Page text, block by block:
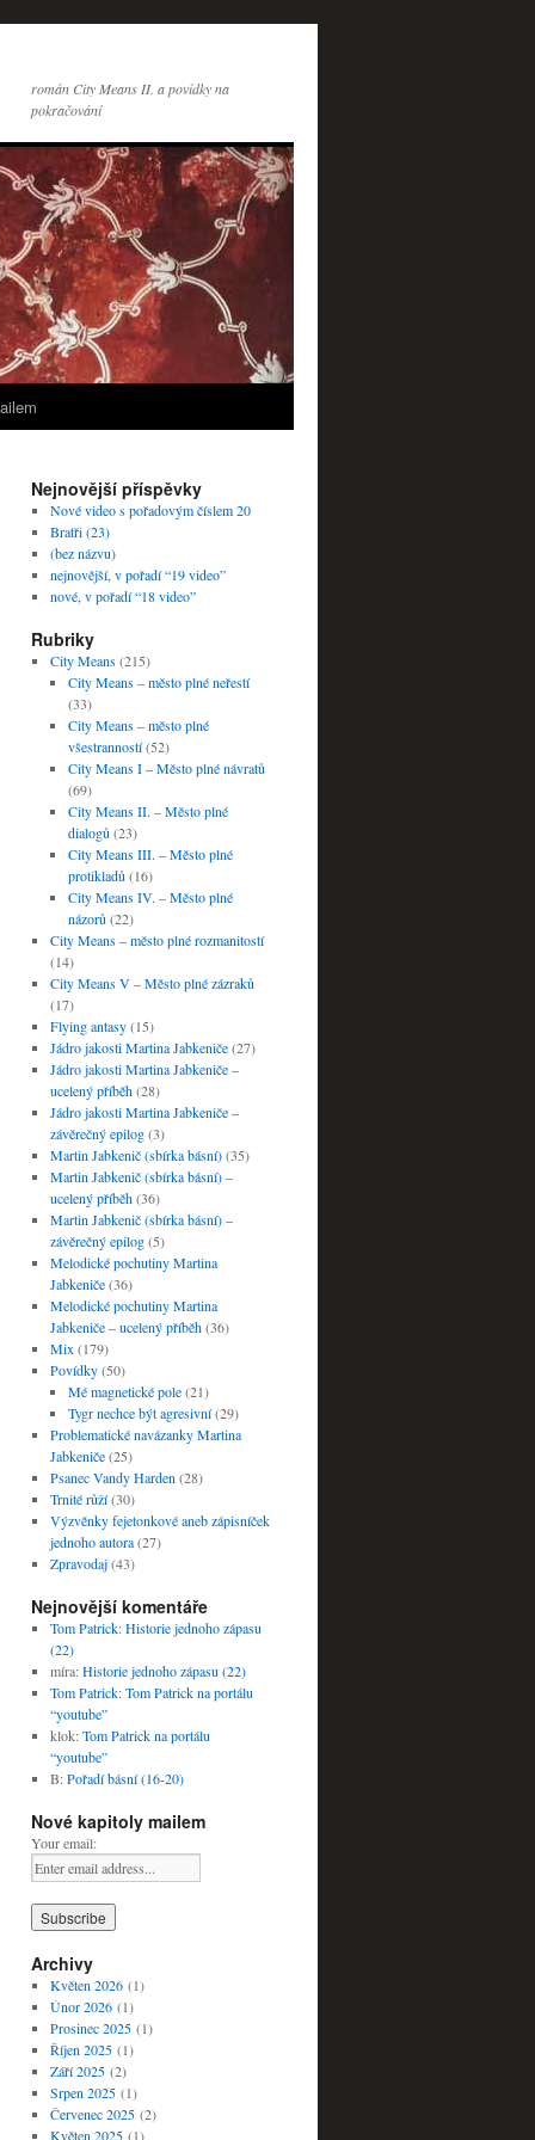
román City Means II. a povídky na
pokračování
Nejnovější příspěvky
Nové video s pořadovým číslem 20
Bratři (23)
(bez názvu)
nejnovější, v pořadí “19 video”
nové, v pořadí “18 video”
Rubriky
City Means(215)
City Means – město plné neřestí
(33)
City Means – město plné
všestranností(52)
City Means I – Město plné návratů
(69)
City Means II. – Město plné
dialogů (23)
City Means III. – Město plné
protikladů (16)
City Means IV. – Město plné
názorů (22)
City Means – město plné rozmanitostí
(14)
City Means V – Město plné zázraků
(17)
Flying antasy(15)
Jádro jakosti Martina Jabkeniče(27)
Jádro jakosti Martina Jabkeniče –
ucelený příběh(28)
Jádro jakosti Martina Jabkeniče –
závěrečný epilog(3)
Martin Jabkenič (sbírka básní)(35)
Martin Jabkenič (sbírka básní) –
ucelený příběh(36)
Martin Jabkenič (sbírka básní) –
závěrečný epilog(5)
Melodické pochutiny Martina
Jabkeniče(36)
Melodické pochutiny Martina
Jabkeniče – ucelený příběh(36)
Mix (179)
Povídky(50)
Mé magnetické pole(21)
Tygr nechce být agresivní(29)
Problematické navázanky Martina
Jabkeniče(25)
Psanec Vandy Harden (28)
Trnité růží(30)
Výzvěnky fejetonkové aneb zápisníček
jednoho autora(27)
Zpravodaj(43)
Nejnovější komentáře
Tom Patrick:Historie jednoho zápasu
(22)
míra:Historie jednoho zápasu (22)
Tom Patrick:Tom Patrick na portálu
“youtube”
klok:Tom Patrick na portálu
“youtube”
B:Pořadí básní (16-20)
Nové kapitoly mailem
Your email:
Archivy
Květen 2026(1)
Únor 2026(1)
Prosinec 2025(1)
Říjen 2025(1)
Září 2025(2)
Srpen 2025(1)
Červenec 2025(2)
Květen 2025(1)